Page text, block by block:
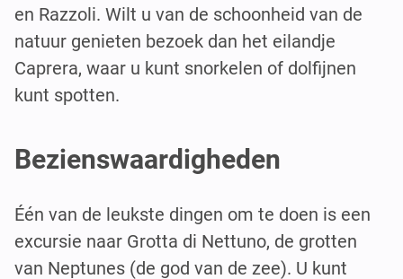
en Razzoli. Wilt u van de schoonheid van de
natuur genieten bezoek dan het eilandje
Caprera, waar u kunt snorkelen of dolfijnen
kunt spotten.
Bezienswaardigheden
Één van de leukste dingen om te doen is een
excursie naar Grotta di Nettuno, de grotten
van Neptunes (de god van de zee). U kunt